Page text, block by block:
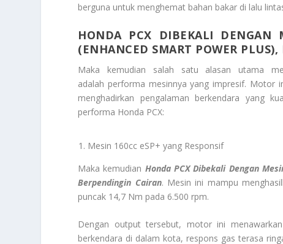
berguna untuk menghemat bahan bakar di lalu
HONDA PCX DIBEKALI DENGAN
(ENHANCED SMART POWER
Maka kemudian salah satu alasan utama
adalah performa mesinnya yang impresif. Motor
menghadirkan pengalaman berkendara yang
performa Honda PCX:
Mesin 160cc eSP+ yang Responsif
Maka kemudian Honda PCX Dibekali Dengan
Berpendingin Cairan. Mesin ini mampu
puncak 14,7 Nm pada 6.500 rpm.
Dengan output tersebut, motor ini
berkendara di dalam kota, respons gas terasa